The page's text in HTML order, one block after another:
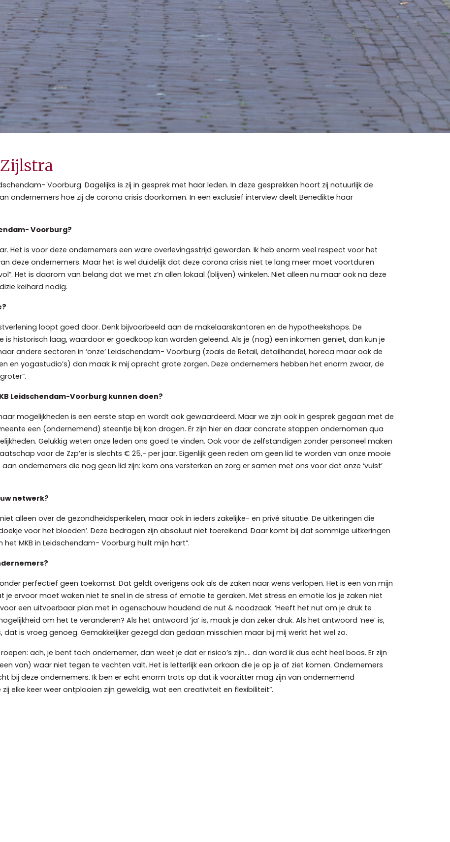
Voorburg. Dagelijks is zij in gesprek met haar leden. In deze gesprekken hoort zij natuurlijk de
ondernemers hoe zij de corona crisis doorkomen. In een exclusief interview deelt Benedikte haar
Voorburg?
Het is voor deze ondernemers een ware overlevingsstrijd geworden. Ik heb enorm veel respect voor het
deze ondernemers. Maar het is wel duidelijk dat deze corona crisis niet te lang meer moet voortduren
Het is daarom van belang dat we met z’n allen lokaal (blijven) winkelen. Niet alleen nu maar ook na deze
keihard nodig.
loopt goed door. Denk bijvoorbeeld aan de makelaarskantoren en de hypotheekshops. De
historisch laag, waardoor er goedkoop kan worden geleend. Als je (nog) een inkomen geniet, dan kun je
andere sectoren in ‘onze’ Leidschendam- Voorburg (zoals de Retail, detailhandel, horeca maar ook de
en yogastudio’s) dan maak ik mij oprecht grote zorgen. Deze ondernemers hebben het enorm zwaar, de
Leidschendam-Voorburg kunnen doen?
mogelijkheden is een eerste stap en wordt ook gewaardeerd. Maar we zijn ook in gesprek gegaan met de
een (ondernemend) steentje bij kon dragen. Er zijn hier en daar concrete stappen ondernomen qua
Gelukkig weten onze leden ons goed te vinden. Ook voor de zelfstandigen zonder personeel maken
voor de Zzp’er is slechts € 25,- per jaar. Eigenlijk geen reden om geen lid te worden van onze mooie
ondernemers die nog geen lid zijn: kom ons versterken en zorg er samen met ons voor dat onze ‘vuist’
netwerk?
alleen over de gezondheidsperikelen, maar ook in ieders zakelijke- en privé situatie. De uitkeringen die
voor het bloeden’. Deze bedragen zijn absoluut niet toereikend. Daar komt bij dat sommige uitkeringen
MKB in Leidschendam- Voorburg huilt mijn hart”.
perfectief geen toekomst. Dat geldt overigens ook als de zaken naar wens verlopen. Het is een van mijn
je ervoor moet waken niet te snel in de stress of emotie te geraken. Met stress en emotie los je zaken niet
een uitvoerbaar plan met in ogenschouw houdend de nut & noodzaak. ‘Heeft het nut om je druk te
om het te veranderen? Als het antwoord ‘ja’ is, maak je dan zeker druk. Als het antwoord ‘nee’ is,
is vroeg genoeg. Gemakkelijker gezegd dan gedaan misschien maar bij mij werkt het wel zo.
ach, je bent toch ondernemer, dan weet je dat er risico’s zijn…. dan word ik dus echt heel boos. Er zijn
van) waar niet tegen te vechten valt. Het is letterlijk een orkaan die je op je af ziet komen. Ondernemers
bij deze ondernemers. Ik ben er echt enorm trots op dat ik voorzitter mag zijn van ondernemend
elke keer weer ontplooien zijn geweldig, wat een creativiteit en flexibiliteit”.